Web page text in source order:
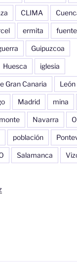
CLIMA
ermita fuente
Guipuzcoa
Huesca iglesia
Gran Canaria León
Madrid mina
monte Navarra
población
Salamanca